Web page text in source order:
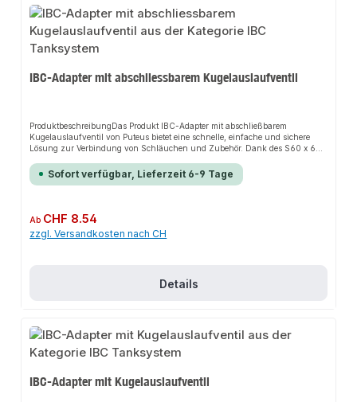
IBC-Adapter mit abschliessbarem Kugelauslaufventil
ProduktbeschreibungDas Produkt IBC-Adapter mit abschließbarem
Kugelauslaufventil von Puteus bietet eine schnelle, einfache und sichere
Lösung zur Verbindung von Schläuchen und Zubehör. Dank des S60 x 6
perfekten Halt und passt sich flexibel an verschiedene Systeme an. Das
robuste Design und die einfache Montage machen dieses Produkt zu einer
(IG)IG (Anschlussgewinde)Mit O-RingHDPE-
KunststoffSchwarzAbschließbares Kugelauslaufventil, matt
verchromtSchlauchtülleRoter
Sofort verfügbar, Lieferzeit 6-9 Tage
Regulärer Preis:
Ab CHF 8.54
zzgl. Versandkosten nach CH
Details
IBC-Adapter mit Kugelauslaufventil